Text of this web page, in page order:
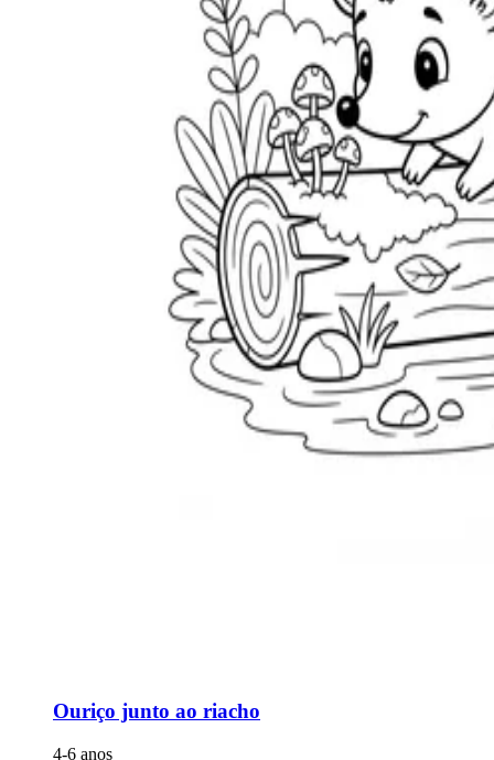
Ouriço junto ao riacho
4-6 anos